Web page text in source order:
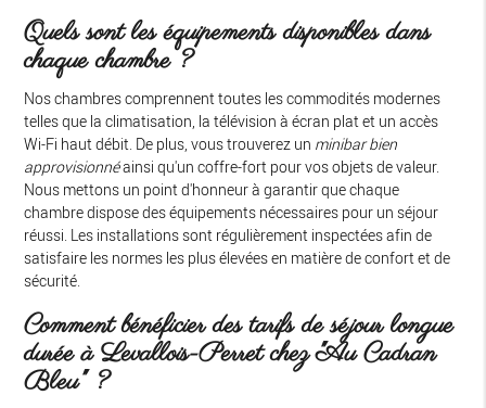
Quels sont les équipements disponibles dans
chaque chambre ?
Nos chambres comprennent toutes les commodités modernes
telles que la climatisation, la télévision à écran plat et un accès
Wi-Fi haut débit. De plus, vous trouverez un minibar bien
approvisionnéainsi qu'un coffre-fort pour vos objets de valeur.
Nous mettons un point d'honneur à garantir que chaque
chambre dispose des équipements nécessaires pour un séjour
réussi. Les installations sont régulièrement inspectées afin de
satisfaire les normes les plus élevées en matière de confort et de
sécurité.
Comment bénéficier des tarifs de séjour longue
durée à Levallois-Perret chez "Au Cadran
Bleu" ?